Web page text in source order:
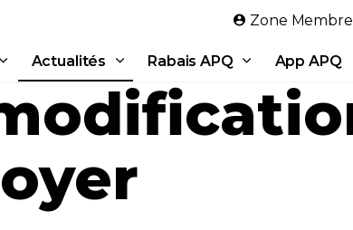
Actualités Rabais APQ App APQ
Zone